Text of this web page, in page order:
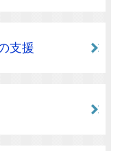
支援